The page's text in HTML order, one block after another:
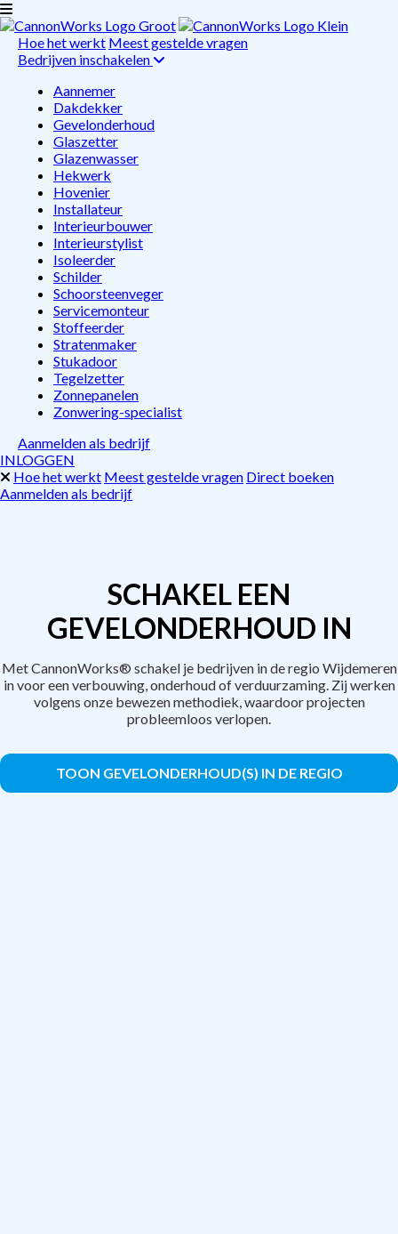
Hoe het werkt Meest gestelde vragen
Bedrijven inschakelen
Aannemer
Dakdekker
Gevelonderhoud
Glaszetter
Glazenwasser
Hekwerk
Hovenier
Installateur
Interieurbouwer
Interieurstylist
Isoleerder
Schilder
Schoorsteenveger
Servicemonteur
Stoffeerder
Stratenmaker
Stukadoor
Tegelzetter
Zonnepanelen
Zonwering-specialist
Aanmelden als bedrijf
INLOGGEN
Hoe het werkt Meest gestelde vragen Direct boeken
Aanmelden als bedrijf
SCHAKEL EEN
GEVELONDERHOUD IN
Met CannonWorks® schakel je bedrijven in de regio Wijdemeren
in voor een verbouwing, onderhoud of verduurzaming. Zij werken
volgens onze bewezen methodiek, waardoor projecten
probleemloos verlopen.
TOON GEVELONDERHOUD(S) IN DE REGIO